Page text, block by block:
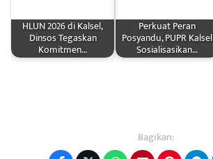
HLUN 2026 di Kalsel,
Dinsos Tegaskan
Komitmen…
Perkuat Peran
Posyandu, PUPR Kalsel
Sosialisasikan…
Bagikan: